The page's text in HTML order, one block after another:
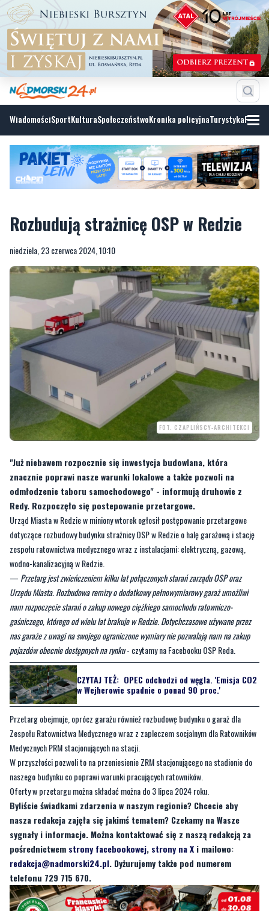
WiadomościSportKulturaSpołeczeństwoKronika policyjnaTurystyka
Rozbudują strażnicę OSP w Redzie
niedziela, 23 czerwca 2024, 10:10
FOT. CZAPLIŃSCY-ARCHITEKCI
"Już niebawem rozpocznie się inwestycja budowlana, która
znacznie poprawi nasze warunki lokalowe a także pozwoli na
odmłodzenie taboru samochodowego" - informują druhowie z
Redy. Rozpoczęło się postepowanie przetargowe.
Urząd Miasta w Redzie w miniony wtorek ogłosił postępowanie przetargowe
dotyczące rozbudowy budynku strażnicy OSP w Redzie o halę garażową i stację
zespołu ratownictwa medycznego wraz z instalacjami: elektryczną, gazową,
wodno-kanalizacyjną w Redzie.
— Przetarg jest zwieńczeniem kilku lat połączonych starań zarządu OSP oraz
Urzędu Miasta. Rozbudowa remizy o dodatkowy pełnowymiarowy garaż umożliwi
nam rozpoczęcie starań o zakup nowego ciężkiego samochodu ratowniczo-
gaśniczego, którego od wielu lat brakuje w Redzie. Dotychczasowe używane przez
nas garaże z uwagi na swojego ograniczone wymiary nie pozwalają nam na zakup
pojazdów obecnie dostępnych na rynku- czytamy na Facebooku OSP Reda.
CZYTAJ TEŻ: OPEC odchodzi od węgla. 'Emisja CO2
w Wejherowie spadnie o ponad 90 proc.'
Przetarg obejmuje, oprócz garażu również rozbudowę budynku o garaż dla
Zespołu Ratownictwa Medycznego wraz z zapleczem socjalnym dla Ratowników
Medycznych PRM stacjonujących na stacji.
W przyszłości pozwoli to na przeniesienie ZRM stacjonującego na stadionie do
naszego budynku co poprawi warunki pracujących ratowników.
Oferty w przetargu można składać można do 3 lipca 2024 roku.
Byliście świadkami zdarzenia w naszym regionie? Chcecie aby
nasza redakcja zajęła się jakimś tematem? Czekamy na Wasze
sygnały i informacje. Można kontaktować się z naszą redakcją za
pośrednictwem strony facebookowej, strony na X i mailowo:
redakcja@nadmorski24.pl. Dyżurujemy także pod numerem
telefonu 729 715 670.